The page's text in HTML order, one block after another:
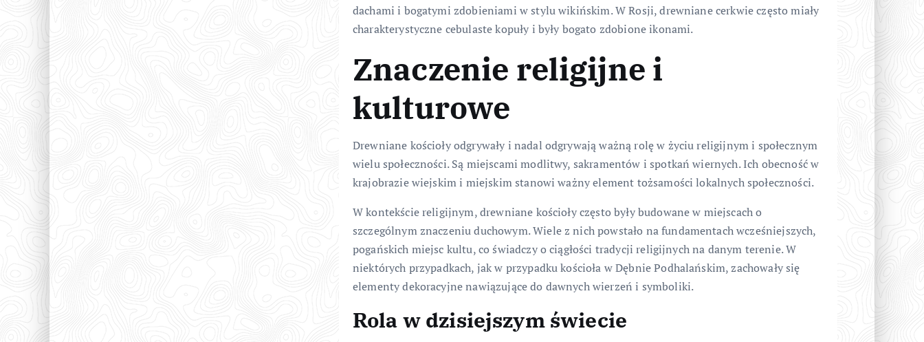
dachami i bogatymi zdobieniami w stylu wikińskim. W Rosji, drewniane cerkwie często miały
charakterystyczne cebulaste kopuły i były bogato zdobione ikonami.
Znaczenie religijne i
kulturowe
Drewniane kościoły odgrywały i nadal odgrywają ważną rolę w życiu religijnym i społecznym
wielu społeczności. Są miejscami modlitwy, sakramentów i spotkań wiernych. Ich obecność w
krajobrazie wiejskim i miejskim stanowi ważny element tożsamości lokalnych społeczności.
W kontekście religijnym, drewniane kościoły często były budowane w miejscach o
szczególnym znaczeniu duchowym. Wiele z nich powstało na fundamentach wcześniejszych,
pogańskich miejsc kultu, co świadczy o ciągłości tradycji religijnych na danym terenie. W
niektórych przypadkach, jak w przypadku kościoła w Dębnie Podhalańskim, zachowały się
elementy dekoracyjne nawiązujące do dawnych wierzeń i symboliki.
Rola w dzisiejszym świecie